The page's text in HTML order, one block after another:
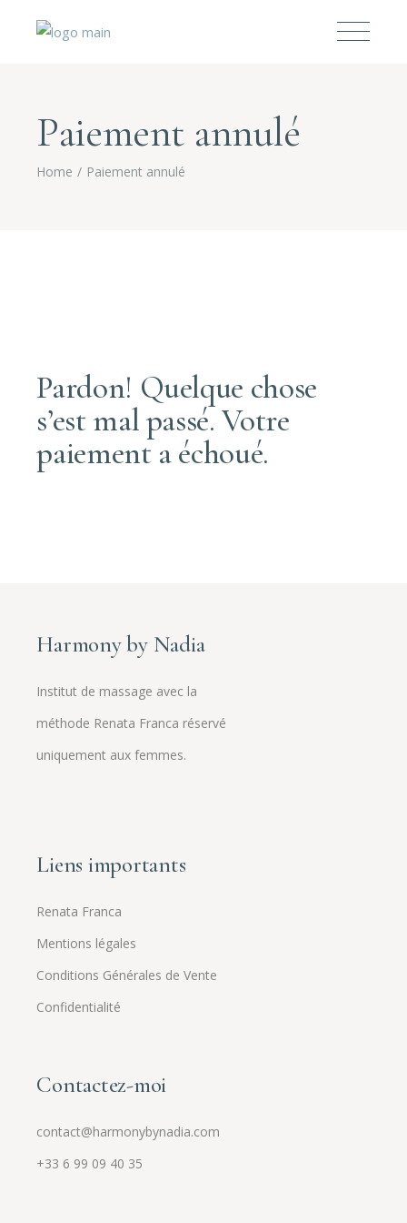
Paiement annulé
Home Paiement annulé
Pardon! Quelque chose
s’est mal passé. Votre
paiement a échoué.
Harmony by Nadia
Institut de massage avec la
méthode Renata Franca réservé
uniquement aux femmes.
Liens importants
Renata Franca
Mentions légales
Conditions Générales de Vente
Confidentialité
Contactez-moi
contact@harmonybynadia.com
+33 6 99 09 40 35